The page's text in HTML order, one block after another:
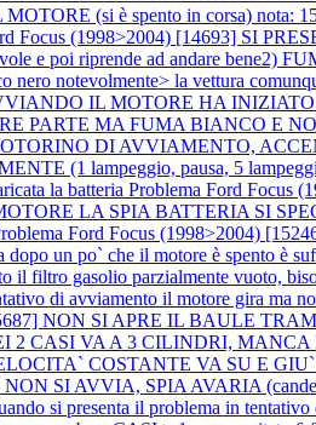
(si è spento in corsa) nota:
Focus (1998>2004) [14693] SI
e poi riprende ad andare bene2)
nero notevolmente> la vettura
IL MOTORE HA
PARTE MA FUMA BIANCO E
DI AVVIAMENTO,
(1 lampeggio, pausa, 5
la batteria Problema Ford Focus
LA SPIA BATTERIA SI
Ford Focus (1998>2004)
un po` che il motore è spento è
il filtro gasolio parzialmente vuoto,
di avviamento il motore gira ma
NON SI APRE IL BAULE
2 CASI VA A 3 CILINDRI,
COSTANTE VA SU E
SI AVVIA, SPIA AVARIA
si presenta il problema in